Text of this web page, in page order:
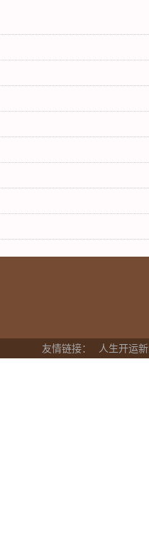
友情链接： 人生开运